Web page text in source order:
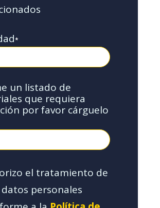
*
un listado de
que requiera
por favor cárguelo
el tratamiento de
personales